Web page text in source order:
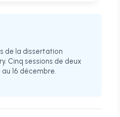
de la dissertation
Cinq sessions de deux
16 décembre.